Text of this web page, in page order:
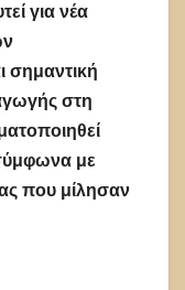
για νέα
σημαντική
στη
με
που μίλησαν